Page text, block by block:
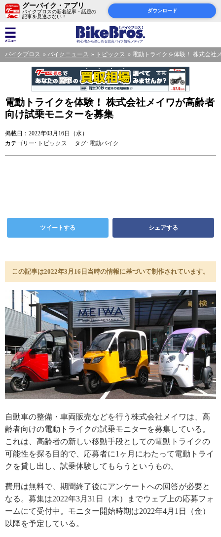
グーバイク・アプリ
バイクブロスの新着記事・話題の
記事を見逃さない！
ダウンロード
バイクブロス バイクニュース トピックス 電動トライクを体験！ 株式会社
電動トライクを体験！ 株式会社メイワが高齢者
向け試乗モニターを募集
掲載日：2022年03月16日（水）
カテゴリー: トピックス タグ: 電動バイク
ツイートする シェアする
この記事は2022年3月16日当時の情報に基づいて制作されています。
自動車の整備・車両販売などを行う株式会社メイワは、高
齢者向けの電動トライクの試乗モニターを募集している。
これは、高齢者の新しい移動手段としての電動トライクの
可能性を探る目的で、応募者に1ヶ月にわたって電動トライ
クを貸し出し、試乗体験してもらうというもの。
費用は無料で、期間終了後にアンケートへの回答が必要と
なる。募集は2022年3月31日（木）までウェブ上の応募フォ
ームにて受付中。モニター開始時期は2022年4月1日（金）
以降を予定している。